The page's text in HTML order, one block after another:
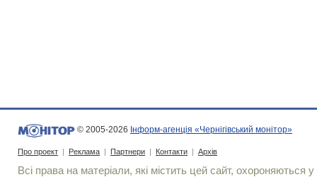
© 2005-2026 Інформ-агенція «Чернігівський монітор»
Про проект | Реклама | Партнери | Контакти | Архів
Всі права на матеріали, які містить цей сайт, охороняються у